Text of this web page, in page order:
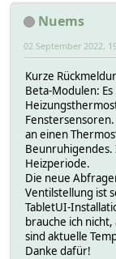
Nuems
02 September 2022,
Kurze
Beta-Modulen:
an einen
Heizperiode.
Die neue
Ventilstellung ist
TabletUI-
brauche ich
sind aktuelle
Danke dafür!